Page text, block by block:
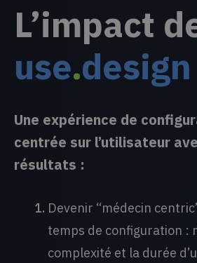
L’impact
use.design
Une expérience de
centrée sur l’utilisateur
résultats :
Devenir “médecin
temps de configuration :
complexité et la durée